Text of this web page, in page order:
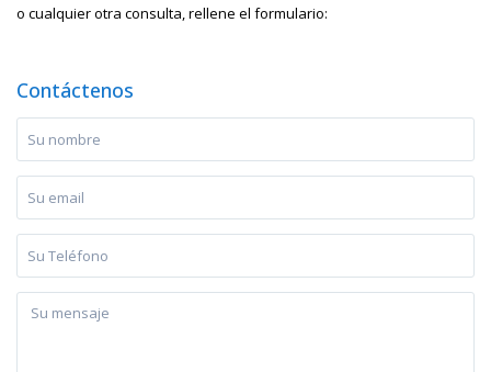
o cualquier otra consulta, rellene el formulario:
Contáctenos